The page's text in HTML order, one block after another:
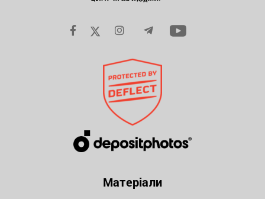
Матеріали